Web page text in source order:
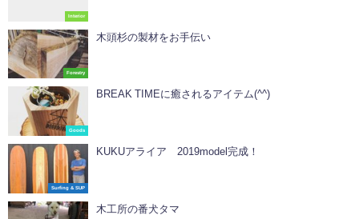
Interior
Forestry
木頭杉の製材をお手伝い
Goods
BREAK TIMEに癒されるアイテム(^^)
Surfing & SUP
KUKUアライア 2019model完成！
木工所の番犬タマ